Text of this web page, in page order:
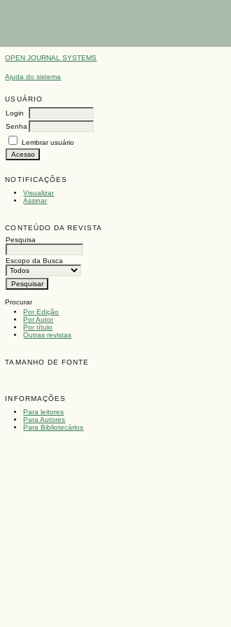
OPEN JOURNAL SYSTEMS
Ajuda do sistema
USUÁRIO
Login
Senha
Lembrar usuário
NOTIFICAÇÕES
Visualizar
Assinar
CONTEÚDO DA REVISTA
Pesquisa
Escopo da Busca
Procurar
Por Edição
Por Autor
Por título
Outras revistas
TAMANHO DE FONTE
INFORMAÇÕES
Para leitores
Para Autores
Para Bibliotecários